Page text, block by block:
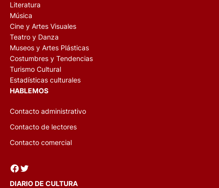
Literatura
Música
Cine y Artes Visuales
Teatro y Danza
Museos y Artes Plásticas
Costumbres y Tendencias
Turismo Cultural
Estadísticas culturales
HABLEMOS
Contacto administrativo
Contacto de lectores
Contacto comercial
Facebook Twitter
DIARIO DE CULTURA